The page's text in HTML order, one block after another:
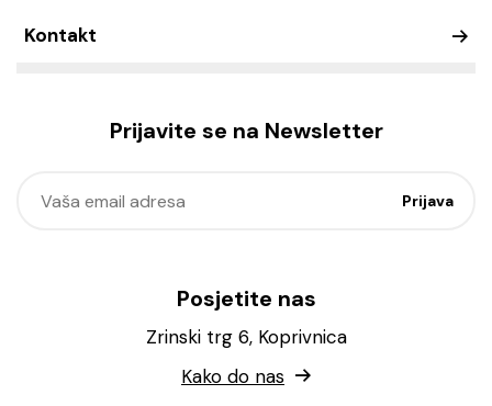
Kontakt
Prijavite se na Newsletter
Posjetite nas
Zrinski trg 6, Koprivnica
Kako do nas